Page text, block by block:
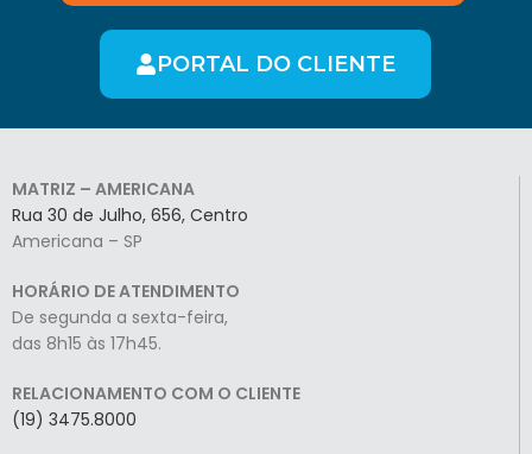
PORTAL DO CLIENTE
MATRIZ – AMERICANA
Rua 30 de Julho, 656, Centro
Americana – SP
HORÁRIO DE ATENDIMENTO
De segunda a sexta-feira,
das 8h15 às 17h45.
RELACIONAMENTO COM O CLIENTE
(19) 3475.8000